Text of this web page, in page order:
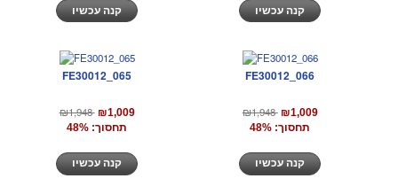
FE30012_065
₪1,948 ₪1,009
תחסוך: 48%
FE30012_066
₪1,948 ₪1,009
תחסוך: 48%